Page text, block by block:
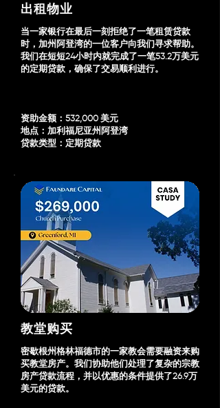
出租物业
当一家银行在最后一刻拒绝了一笔租赁贷款
时，加州阿登湾的一位客户向我们寻求帮助。
我们在短短24小时内就完成了一笔53.2万美元
的定期贷款，确保了交易顺利进行。
资助金额：532,000 美元
地点：加利福尼亚州阿登湾
贷款类型：定期贷款
教堂购买
密歇根州格林福德市的一家教会需要融资来购
买教堂房产。我们协助他们处理了复杂的宗教
房产贷款流程，并以优惠的条件提供了26.9万
美元的贷款。